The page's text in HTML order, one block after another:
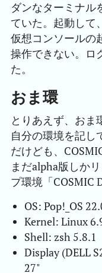
ダンなターミナル
ていた。起動し
仮想コンソールの
操作できない。ロ
た。
おま環
とりあえず、おま
自分の環境を記し
だけども、
まだalpha版しか
プ環境「COSMIC
OS: Pop!_OS
Kernel: Linux
Shell: zsh 5.8.1
Display (DELL
27"